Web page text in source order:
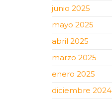
junio 2025
mayo 2025
abril 2025
marzo 2025
enero 2025
diciembre 2024